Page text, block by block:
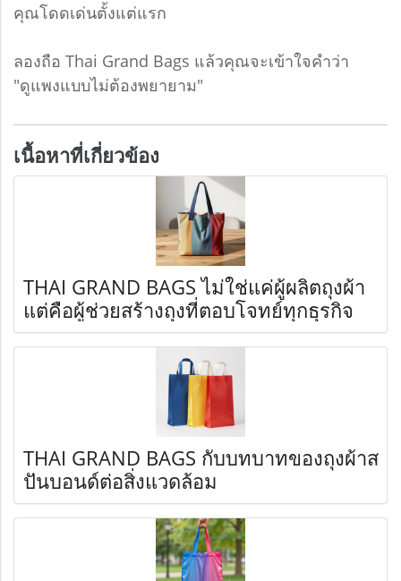
คุณโดดเด่นตั้งแต่แรก
ลองถือ Thai Grand Bags แล้วคุณจะเข้าใจคำว่า
"ดูแพงแบบไม่ต้องพยายาม"
เนื้อหาที่เกี่ยวข้อง
THAI GRAND BAGS ไม่ใช่แค่ผู้ผลิตถุงผ้า
แต่คือผู้ช่วยสร้างถุงที่ตอบโจทย์ทุกธุรกิจ
THAI GRAND BAGS กับบทบาทของถุงผ้าส
ปันบอนด์ต่อสิ่งแวดล้อม